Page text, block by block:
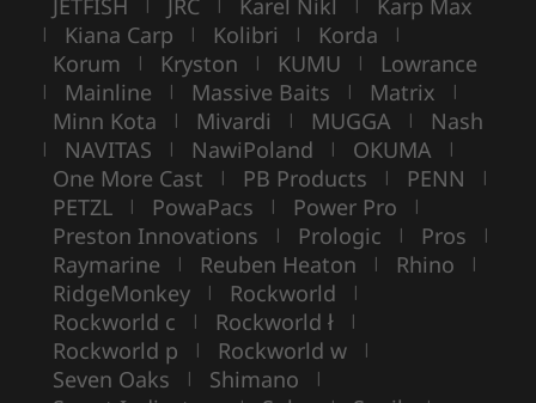
JETFISH | JRC | Karel Nikl | Karp Max
| Kiana Carp | Kolibri | Korda |
Korum | Kryston | KUMU | Lowrance
| Mainline | Massive Baits | Matrix |
Minn Kota | Mivardi | MUGGA | Nash
| NAVITAS | NawiPoland | OKUMA |
One More Cast | PB Products | PENN |
PETZL | PowaPacs | Power Pro |
Preston Innovations | Prologic | Pros |
Raymarine | Reuben Heaton | Rhino |
RidgeMonkey | Rockworld |
Rockworld c | Rockworld ł |
Rockworld p | Rockworld w |
Seven Oaks | Shimano |